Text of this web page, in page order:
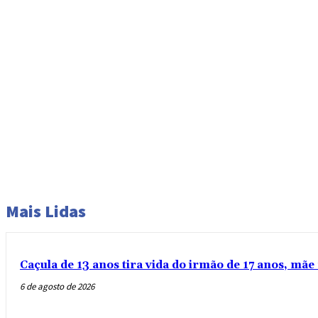
Mais Lidas
Caçula de 13 anos tira vida do irmão de 17 anos, mãe
6 de agosto de 2026